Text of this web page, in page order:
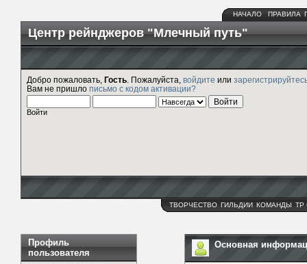
НАЧАЛО ПРАВИЛА
Центр рейнджеров "Млечный путь"
Добро пожаловать, Гость . Пожалуйста, войдите или
Вам не пришло письмо с кодом активации?
Войти
ТВОРЧЕСТВО ГИЛЬДИИ КОМАНДЫ ТР
Профиль
пользователя
Основная